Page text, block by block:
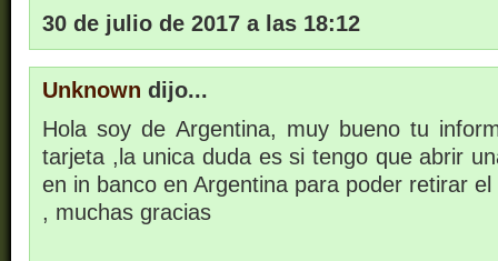
30 de julio de 2017 a las 18:12
Unknown dijo...
Hola soy de Argentina, muy bueno tu
tarjeta ,la unica duda es si tengo que abrir
en in banco en Argentina para poder retirar el
, muchas gracias